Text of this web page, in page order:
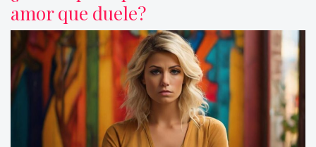
amor que duele?